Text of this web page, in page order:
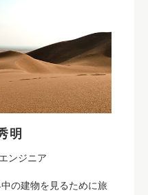
明
ンジニア
の建物を見るために旅